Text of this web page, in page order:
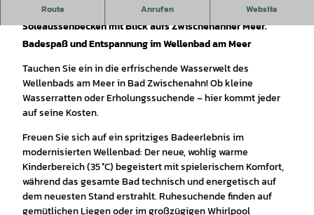
Route Anrufen Website
Meeresfeeling im Wellenbecken und Entspannung im
Soleaussenbecken mit Blick aufs Zwischenahner Meer.
Badespaß und Entspannung im Wellenbad am Meer
Tauchen Sie ein in die erfrischende Wasserwelt des
Wellenbads am Meer in Bad Zwischenahn! Ob kleine
Wasserratten oder Erholungssuchende – hier kommt jeder
auf seine Kosten.
Freuen Sie sich auf ein spritziges Badeerlebnis im
modernisierten Wellenbad: Der neue, wohlig warme
Kinderbereich (35 °C) begeistert mit spielerischem Komfort,
während das gesamte Bad technisch und energetisch auf
dem neuesten Stand erstrahlt. Ruhesuchende finden auf
gemütlichen Liegen oder im großzügigen Whirlpool